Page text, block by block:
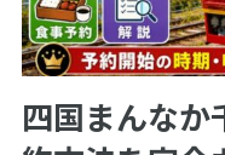
四国まんなか